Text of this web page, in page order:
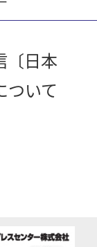
〔日本
ついて